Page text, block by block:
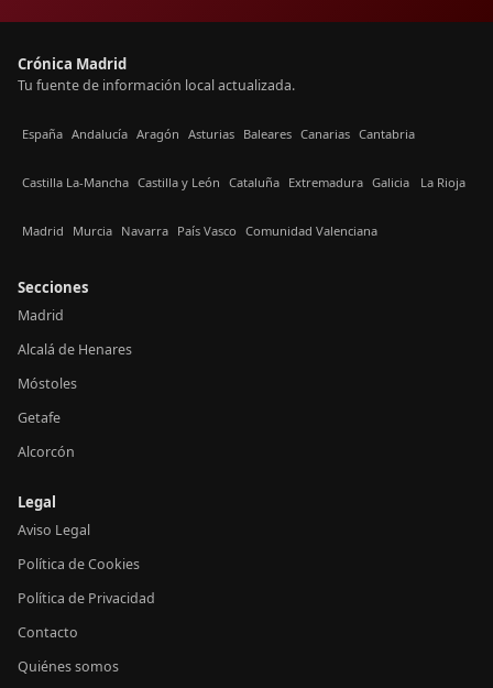
Crónica Madrid
Tu fuente de información local actualizada.
España Andalucía Aragón Asturias Baleares Canarias Cantabria
Castilla La-Mancha Castilla y León Cataluña Extremadura Galicia La Rioja
Madrid Murcia Navarra País Vasco Comunidad Valenciana
Secciones
Madrid
Alcalá de Henares
Móstoles
Getafe
Alcorcón
Legal
Aviso Legal
Política de Cookies
Política de Privacidad
Contacto
Quiénes somos